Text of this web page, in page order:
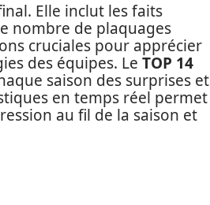
Elle inclut les faits
nombre de plaquages
cruciales pour apprécier
des équipes. Le TOP 14
saison des surprises et
en temps réel permet
au fil de la saison et